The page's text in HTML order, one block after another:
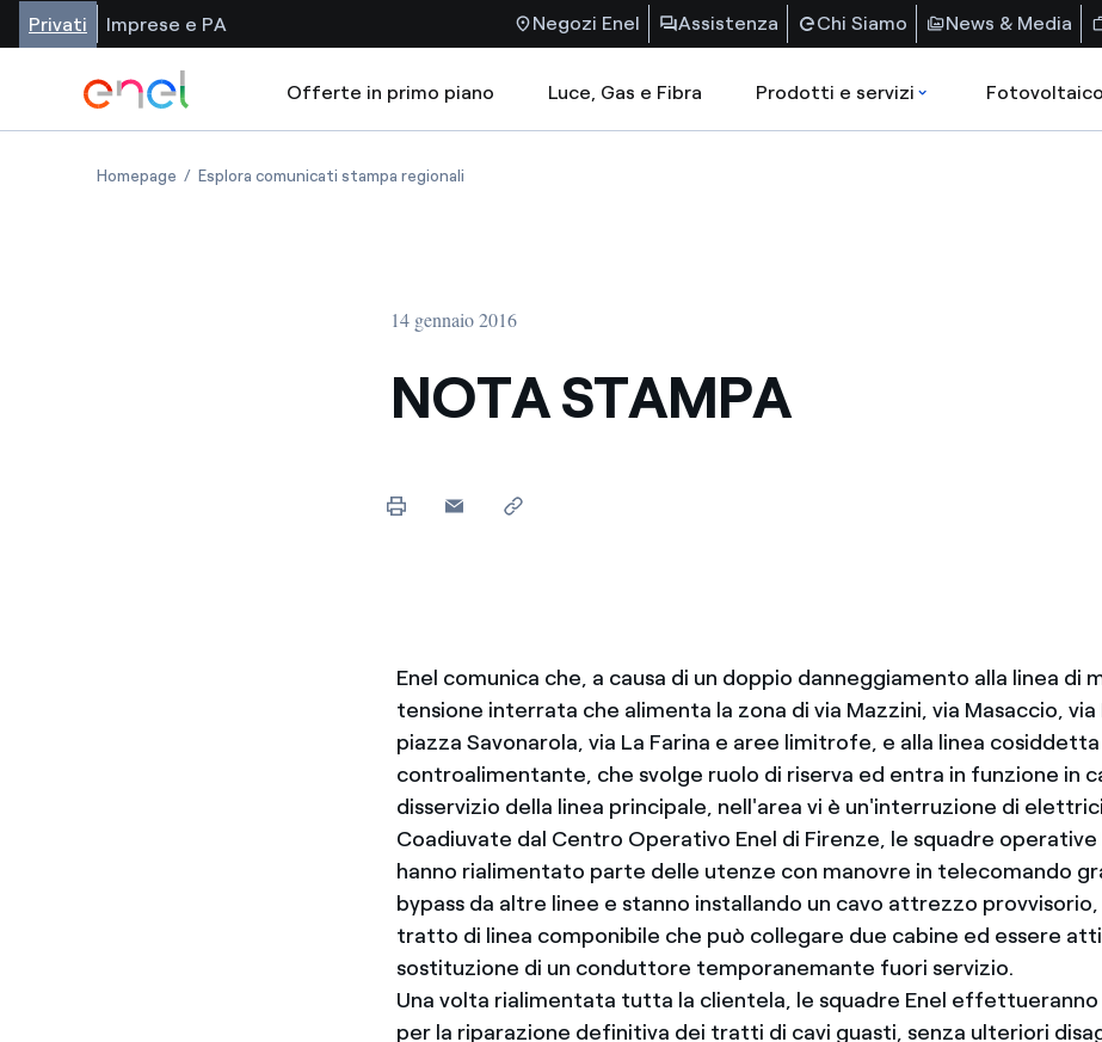
Privati Imprese e PA Negozi Enel Assistenza Chi Siamo News & Media
Offerte in primo piano Luce, Gas e Fibra Prodotti e servizi Fotovoltaico
Homepage Esplora comunicati stampa regionali
14 gennaio 2016
NOTA STAMPA
Enel comunica che, a causa di un doppio danneggiamento alla linea di
tensione interrata che alimenta la zona di via Mazzini, via Masaccio, via
piazza Savonarola, via La Farina e aree limitrofe, e alla linea cosiddetta
controalimentante, che svolge ruolo di riserva ed entra in funzione in
disservizio della linea principale, nell'area vi è un'interruzione di
Coadiuvate dal Centro Operativo Enel di Firenze, le squadre operative
hanno rialimentato parte delle utenze con manovre in telecomando
bypass da altre linee e stanno installando un cavo attrezzo
tratto di linea componibile che può collegare due cabine ed essere
sostituzione di un conduttore temporanemante fuori servizio.
Una volta rialimentata tutta la clientela, le squadre Enel effettueranno
per la riparazione definitiva dei tratti di cavi guasti, senza ulteriori